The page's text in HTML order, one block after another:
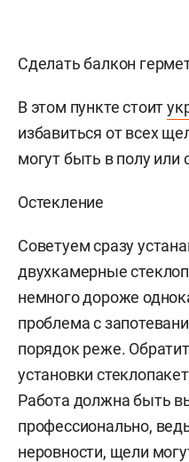
Сделать балкон
В этом пункте стоит
избавиться от всех
могут быть в полу или
Остекление
Советуем сразу
двухкамерные
немного дороже
проблема с
порядок реже.
установки
Работа должна быть
профессионально,
неровности, щели